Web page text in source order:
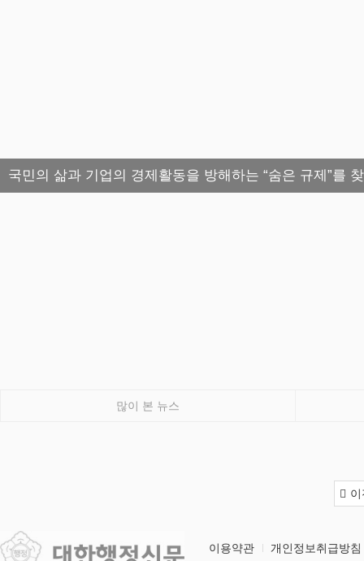
국민의 삶과 기업의 경제활동을 방해하는 “숨은 규제”를
많이 본 뉴스
이용약관 개인정보취급방침